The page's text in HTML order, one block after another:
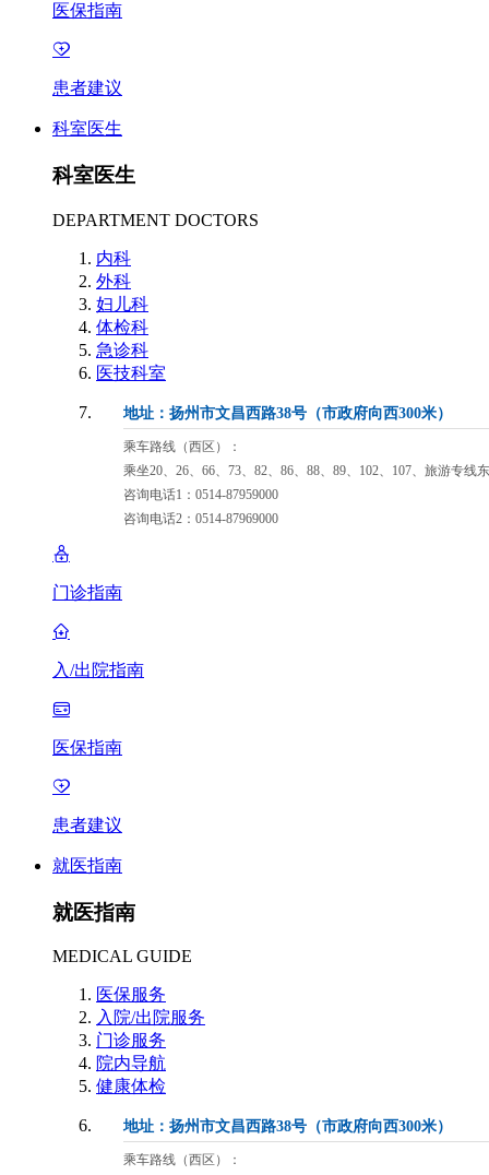
医保指南
患者建议
科室医生
科室医生
DEPARTMENT DOCTORS
内科
外科
妇儿科
体检科
急诊科
医技科室
地址：扬州市文昌西路38号（市政府向西300米）
乘车路线（西区）：
乘坐20、26、66、73、82、86、88、89、102、107、旅游专线
咨询电话1：0514-87959000
咨询电话2：0514-87969000
门诊指南
入/出院指南
医保指南
患者建议
就医指南
就医指南
MEDICAL GUIDE
医保服务
入院/出院服务
门诊服务
院内导航
健康体检
地址：扬州市文昌西路38号（市政府向西300米）
乘车路线（西区）：